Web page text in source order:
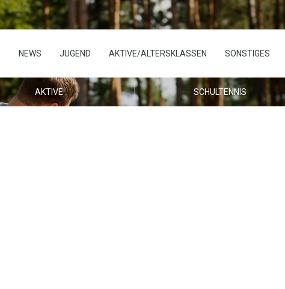
NEWS JUGEND AKTIVE/ALTERSKLASSEN SONSTIGES
AKTIVE SCHULTENNIS